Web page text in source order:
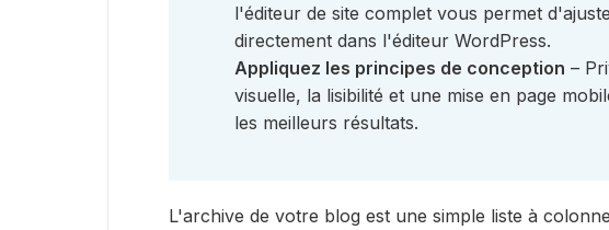
l'éditeur de site complet vous permet
directement dans l'éditeur WordPress.
Appliquez les principes de conception –
visuelle, la lisibilité et une mise en page
les meilleurs résultats.
L'archive de votre blog est une simple liste à